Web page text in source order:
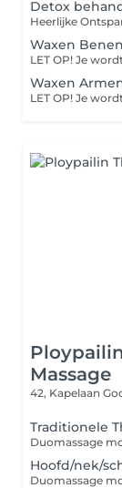
Detox
Waxen
Waxen
Massage
42, Kapelaan
Traditionele
Duomassage
Hoofd/nek/
Duomassage